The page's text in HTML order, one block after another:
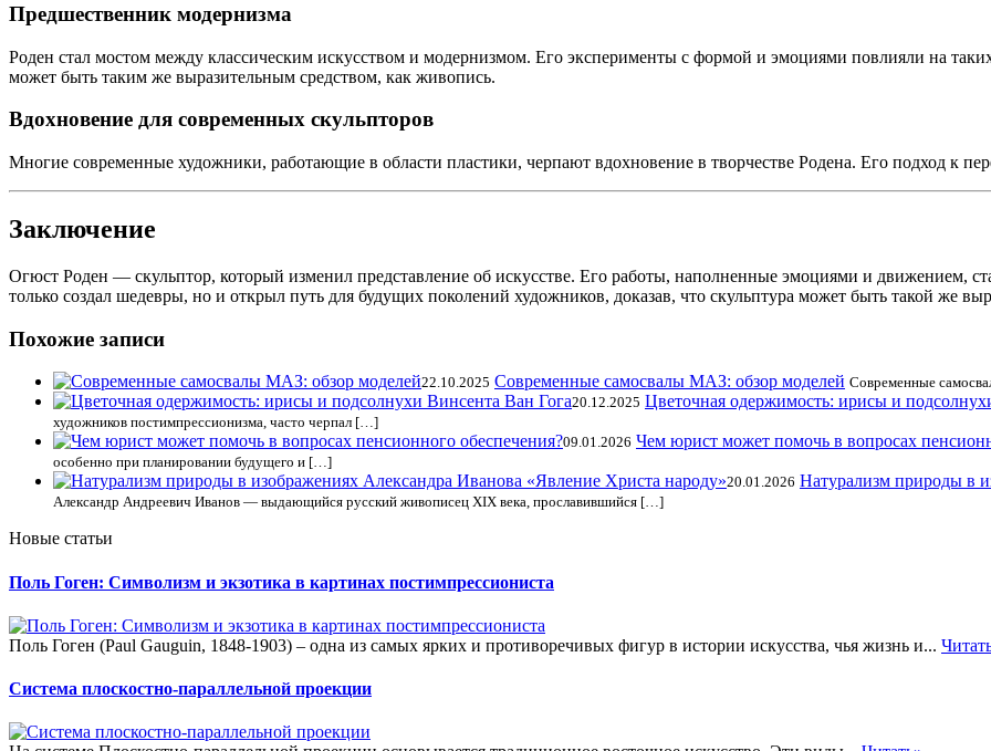
Предшественник модернизма
Роден стал мостом между классическим искусством и модернизмом. Его эксперименты с формой и эмоциями повлияли на
может быть таким же выразительным средством, как живопись.
Вдохновение для современных скульпторов
Многие современные художники, работающие в области пластики, черпают вдохновение в творчестве Родена. Его подход к
Заключение
Огюст Роден — скульптор, который изменил представление об искусстве. Его работы, наполненные эмоциями и движением,
только создал шедевры, но и открыл путь для будущих поколений художников, доказав, что скульптура может быть такой же
Похожие записи
22.10.2025 Современные самосвалы МАЗ: обзор моделей Современные
20.12.2025 Цветочная одержимость: ирисы и
художников постимпрессионизма, часто черпал […]
09.01.2026 Чем юрист может помочь в вопросах
особенно при планировании будущего и […]
20.01.2026 Натурализм природы в
Александр Андреевич Иванов — выдающийся русский живописец XIX века, прославившийся […]
Новые статьи
Поль Гоген: Символизм и экзотика в картинах постимпрессиониста
Поль Гоген (Paul Gauguin, 1848-1903) – одна из самых ярких и противоречивых фигур в истории искусства, чья жизнь и...
Система плоскостно-параллельной проекции